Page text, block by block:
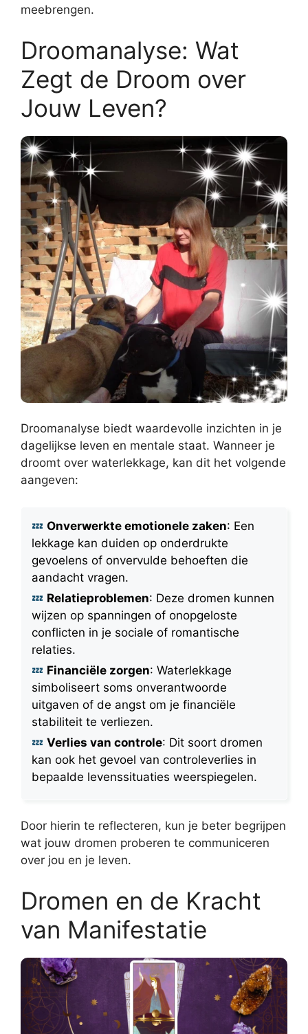
meebrengen.
Droomanalyse: Wat
Zegt de Droom over
Jouw Leven?
Droomanalyse biedt waardevolle inzichten in je
dagelijkse leven en mentale staat. Wanneer je
droomt over waterlekkage, kan dit het volgende
aangeven:
Onverwerkte emotionele zaken: Een
lekkage kan duiden op onderdrukte
gevoelens of onvervulde behoeften die
aandacht vragen.
Relatieproblemen: Deze dromen kunnen
wijzen op spanningen of onopgeloste
conflicten in je sociale of romantische
relaties.
Financiële zorgen: Waterlekkage
simboliseert soms onverantwoorde
uitgaven of de angst om je financiële
stabiliteit te verliezen.
Verlies van controle: Dit soort dromen
kan ook het gevoel van controleverlies in
bepaalde levenssituaties weerspiegelen.
Door hierin te reflecteren, kun je beter begrijpen
wat jouw dromen proberen te communiceren
over jou en je leven.
Dromen en de Kracht
van Manifestatie